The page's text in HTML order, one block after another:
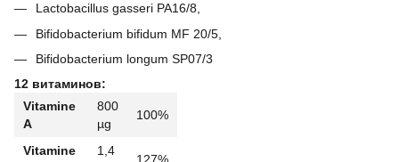
Lactobacillus gasseri PA16/8,
Bifidobacterium bifidum MF 20/5,
Bifidobacterium longum SP07/3
12 витаминов:
Vitamine
A
800
µg
100%
Vitamine
1,4